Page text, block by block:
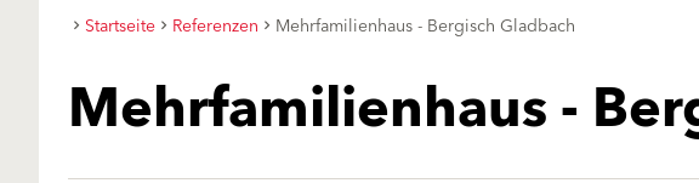
Startseite Referenzen Mehrfamilienhaus - Bergisch Gladbach
Mehrfamilienhaus -